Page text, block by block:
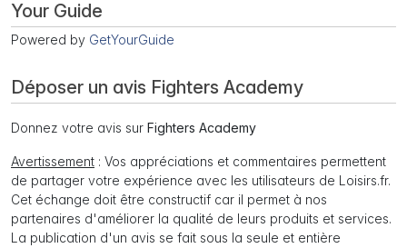
Your Guide
Powered by GetYourGuide
Déposer un avis Fighters Academy
Donnez votre avis sur Fighters Academy
Avertissement : Vos appréciations et commentaires permettent
de partager votre expérience avec les utilisateurs de Loisirs.fr.
Cet échange doit être constructif car il permet à nos
partenaires d'améliorer la qualité de leurs produits et services.
La publication d'un avis se fait sous la seule et entière